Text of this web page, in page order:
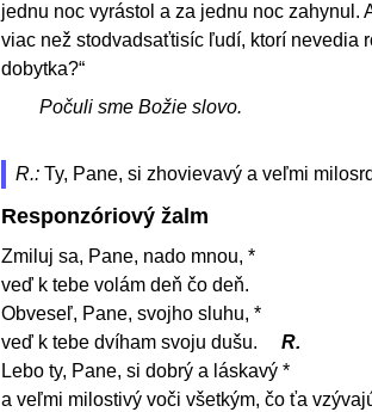
jednu noc vyrástol a za jednu noc
viac než stodvadsaťtisíc ľudí, ktorí nevedia
dobytka?“
Počuli sme Božie slovo.
R.: Ty, Pane, si zhovievavý a veľmi
Responzóriový žalm
Zmiluj sa, Pane, nado mnou, *
veď k tebe volám deň čo deň.
Obveseľ, Pane, svojho sluhu, *
veď k tebe dvíham svoju dušu.
R.
Lebo ty, Pane, si dobrý a láskavý *
a veľmi milostivý voči všetkým, čo ťa